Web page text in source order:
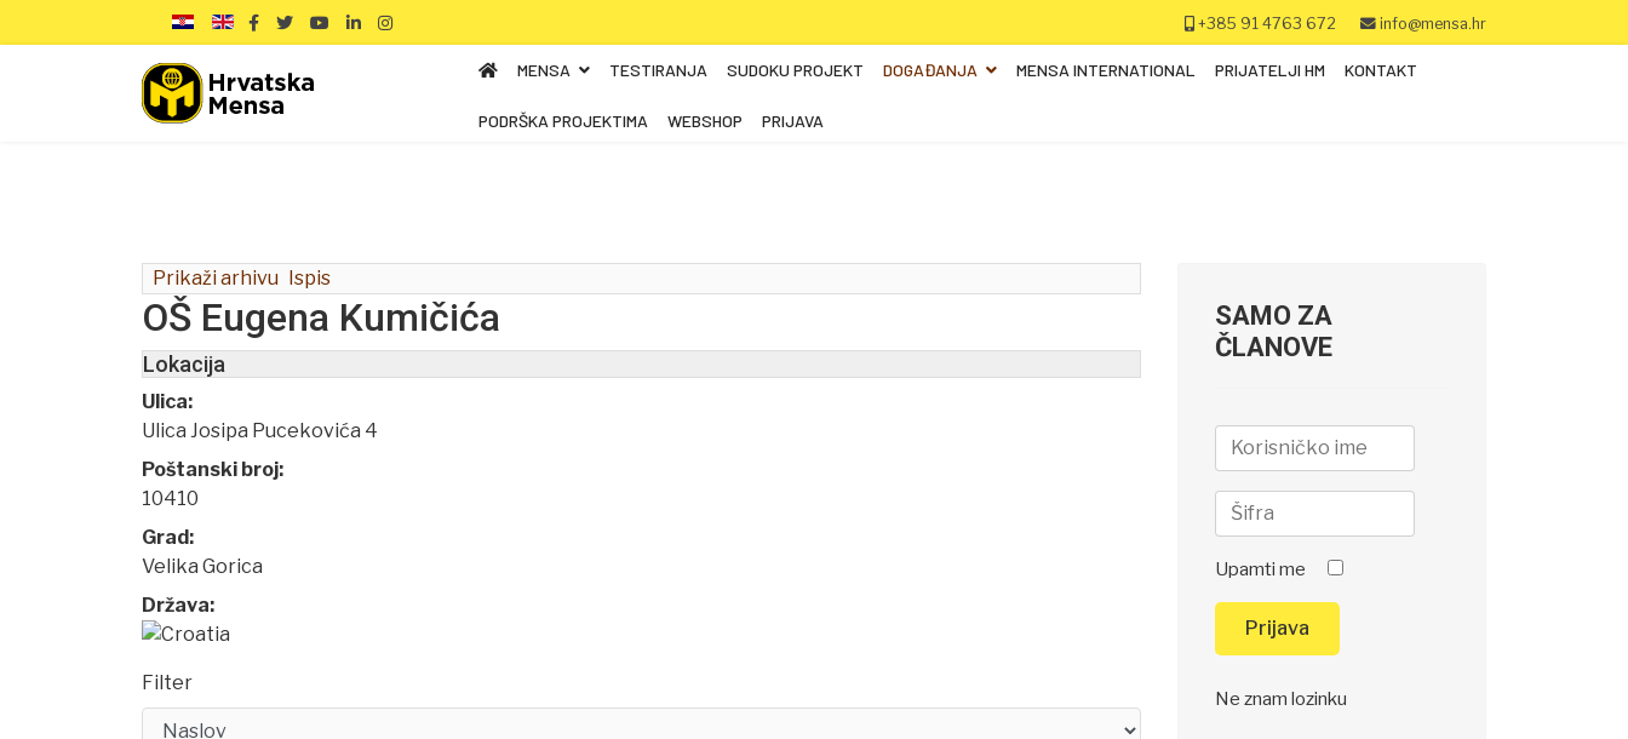
+385 91 4763 672 info@mensa.hr
MENSA TESTIRANJA SUDOKU PROJEKT DOGAĐANJA MENSA INTERNATIONAL PRIJATELJI HM KONTAKT
PODRŠKA PROJEKTIMA WEBSHOP PRIJAVA
Prikaži arhivu Ispis
OŠ Eugena Kumičića
Lokacija
Ulica:
Ulica Josipa Pucekovića 4
Poštanski broj:
10410
Grad:
Velika Gorica
Država:
Filter
SAMO ZA
ČLANOVE
Upamti me
Prijava
Ne znam lozinku